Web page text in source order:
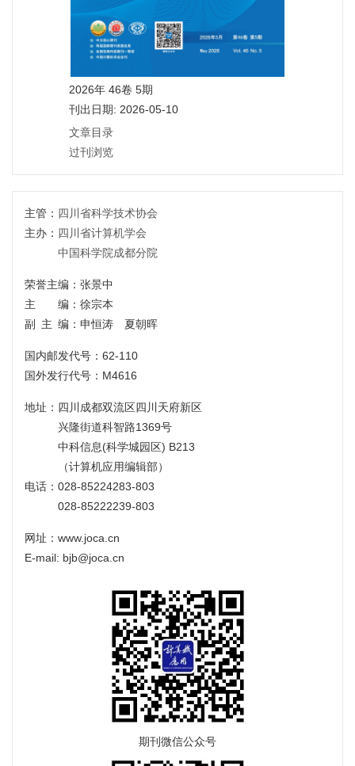
2026年 46卷 5期
刊出日期: 2026-05-10
文章目录
过刊浏览
主管： 四川省科学技术协会
主办： 四川省计算机学会
中国科学院成都分院
荣誉主编：张景中
主 编：徐宗本
副主编 ：申恒涛 夏朝晖
国内邮发代号：62-110
国外发行代号：M4616
地址：四川成都双流区四川天府新区
兴隆街道科智路1369号
中科信息(科学城园区) B213
（计算机应用编辑部）
电话：028-85224283-803
028-85222239-803
网址：www.joca.cn
E-mail: bjb@joca.cn
期刊微信公众号